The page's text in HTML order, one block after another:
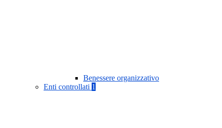
Benessere organizzativo
Enti controllati 1